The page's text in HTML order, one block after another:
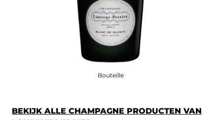
Bouteille
BEKIJK ALLE CHAMPAGNE PRODUCTEN VAN